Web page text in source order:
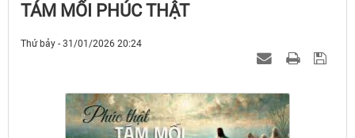
TÁM MỐI PHÚC THẬT
Thứ bảy - 31/01/2026 20:24